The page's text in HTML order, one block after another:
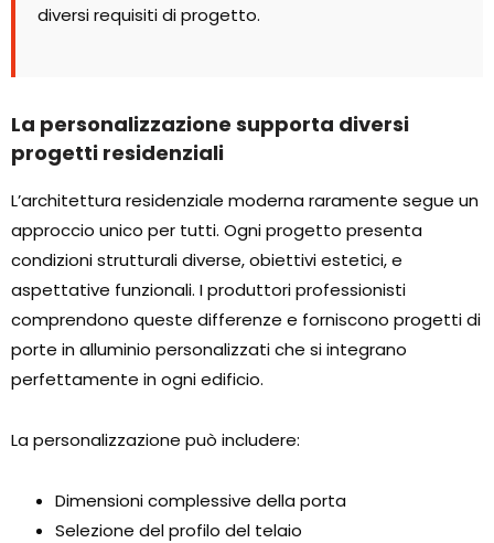
diversi requisiti di progetto.
La personalizzazione supporta diversi
progetti residenziali
L’architettura residenziale moderna raramente segue un
approccio unico per tutti. Ogni progetto presenta
condizioni strutturali diverse, obiettivi estetici, e
aspettative funzionali. I produttori professionisti
comprendono queste differenze e forniscono progetti di
porte in alluminio personalizzati che si integrano
perfettamente in ogni edificio.
La personalizzazione può includere:
Dimensioni complessive della porta
Selezione del profilo del telaio